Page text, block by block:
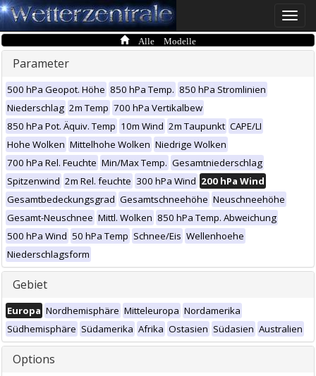
Toggle
Alle Modelle
Parameter
500 hPa Geopot. Höhe 850 hPa Temp. 850 hPa Stromlinien
Niederschlag 2m Temp 700 hPa Vertikalbew
850 hPa Pot. Äquiv. Temp 10m Wind 2m Taupunkt CAPE/LI
Hohe Wolken Mittelhohe Wolken Niedrige Wolken
700 hPa Rel. Feuchte Min/Max Temp. Gesamtniederschlag
Spitzenwind 2m Rel. feuchte 300 hPa Wind 200 hPa Wind
Gesamtbedeckungsgrad Gesamtschneehöhe Neuschneehöhe
Gesamt-Neuschnee Mittl. Wolken 850 hPa Temp. Abweichung
500 hPa Wind 50 hPa Temp Schnee/Eis Wellenhoehe
Niederschlagsform
Gebiet
Europa Nordhemisphäre Mitteleuropa Nordamerika
Südhemisphäre Südamerika Afrika Ostasien Südasien Australien
Options